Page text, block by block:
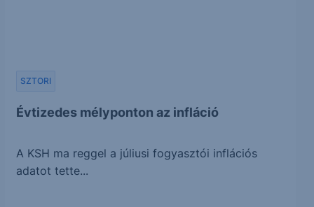
Évtizedes mélyponton az infláció
SZTORI
A KSH ma reggel a júliusi fogyasztói inflációs
adatot tette...